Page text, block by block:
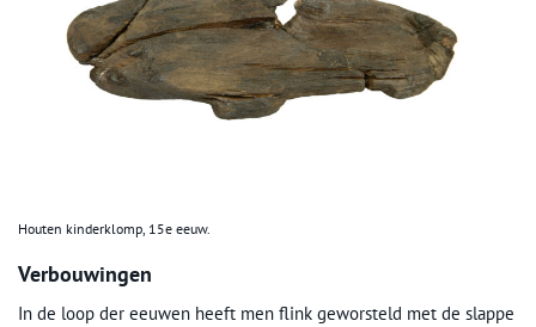
Houten kinderklomp, 15e eeuw.
Verbouwingen
In de loop der eeuwen heeft men flink geworsteld met de slappe